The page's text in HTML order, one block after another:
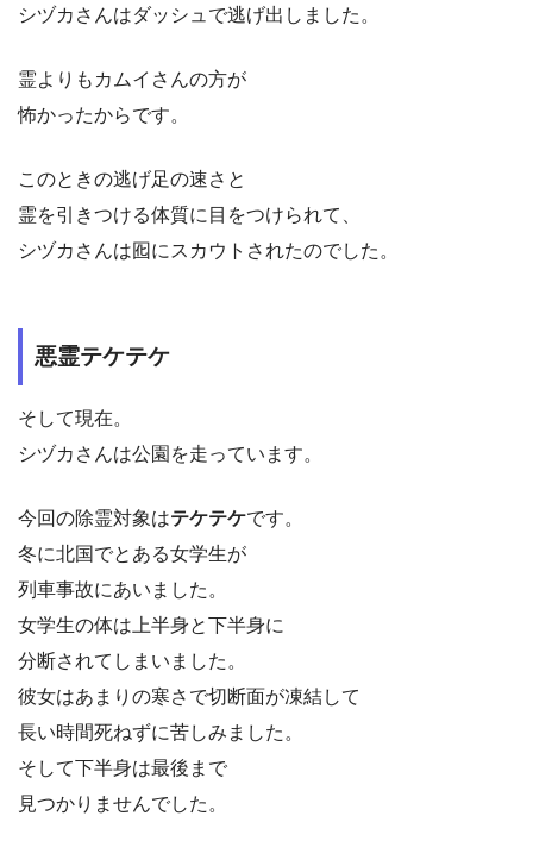
シヅカさんはダッシュで逃げ出しました。
霊よりもカムイさんの方が
怖かったからです。
このときの逃げ足の速さと
霊を引きつける体質に目をつけられて、
シヅカさんは囮にスカウトされたのでした。
悪霊テケテケ
そして現在。
シヅカさんは公園を走っています。
今回の除霊対象はテケテケです。
冬に北国でとある女学生が
列車事故にあいました。
女学生の体は上半身と下半身に
分断されてしまいました。
彼女はあまりの寒さで切断面が凍結して
長い時間死ねずに苦しみました。
そして下半身は最後まで
見つかりませんでした。